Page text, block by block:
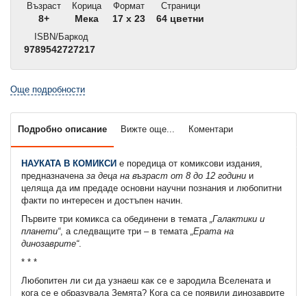
Възраст
8+
Корица
Мека
Формат
17 x 23
Страници
64 цветни
ISBN/Баркод
9789542727217
Още подробности
Подробно описание Вижте още... Коментари
НАУКАТА В КОМИКСИ е поредица от комиксови издания,
предназначена за деца на възраст от 8 до 12 години и
целяща да им предаде основни научни познания и любопитни
факти по интересен и достъпен начин.
Първите три комикса са обединени в темата „Галактики и
планети“, а следващите три – в темата „Ерата на
динозаврите“.
* * *
Любопитен ли си да узнаеш как се е зародила Вселената и
кога се е образувала Земята? Кога са се появили динозаврите